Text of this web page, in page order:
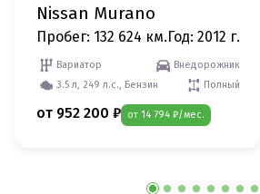
Nissan Murano
Пробег: 132 624 км. Год: 2012 г.
Вариатор
Внедорожник
3.5 л, 249 л.с., Бензин
Полный
от 952 200 ₽ от 14 794 ₽/мес.